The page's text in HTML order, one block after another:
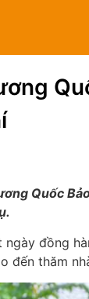
Quốc
đồng
đến thăm